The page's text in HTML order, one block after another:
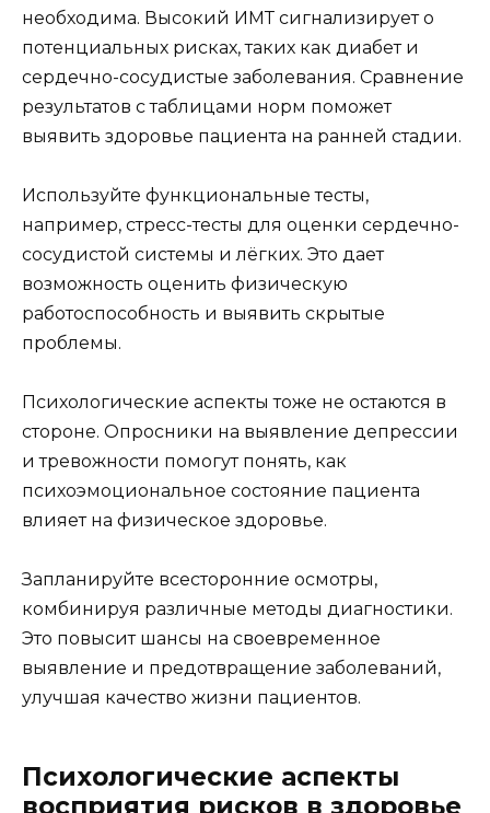
необходима. Высокий ИМТ сигнализирует о
потенциальных рисках, таких как диабет и
сердечно-сосудистые заболевания. Сравнение
результатов с таблицами норм поможет
выявить здоровье пациента на ранней стадии.
Используйте функциональные тесты,
например, стресс-тесты для оценки сердечно-
сосудистой системы и лёгких. Это дает
возможность оценить физическую
работоспособность и выявить скрытые
проблемы.
Психологические аспекты тоже не остаются в
стороне. Опросники на выявление депрессии
и тревожности помогут понять, как
психоэмоциональное состояние пациента
влияет на физическое здоровье.
Запланируйте всесторонние осмотры,
комбинируя различные методы диагностики.
Это повысит шансы на своевременное
выявление и предотвращение заболеваний,
улучшая качество жизни пациентов.
Психологические аспекты
восприятия рисков в здоровье